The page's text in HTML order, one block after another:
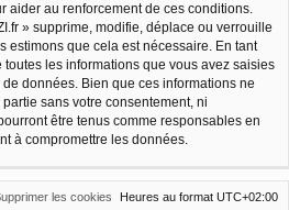
aider au renforcement de ces conditions.
» supprime, modifie, déplace ou verrouille
estimons que cela est nécessaire. En tant
les informations que vous avez saisies
données. Bien que ces informations ne
sans votre consentement, ni
être tenus comme responsables en
à compromettre les données.
Heures au format UTC+02:00
les cookies